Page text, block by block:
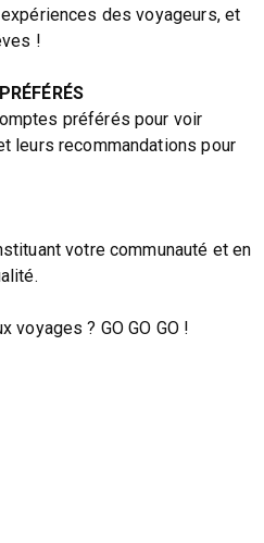
des voyageurs, et
!
préférés pour voir
leurs recommandations pour
votre communauté et en
voyages ? GO GO GO !